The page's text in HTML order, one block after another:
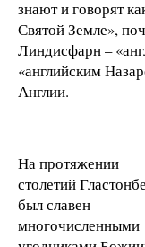
знают и говорят
Святой Земле»,
Линдисфарн –
«английским
Англии.
На протяжении
столетий
был славен
многочисленными